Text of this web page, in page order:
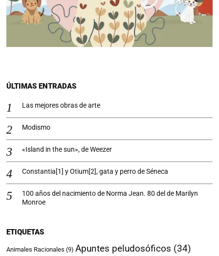
ÚLTIMAS ENTRADAS
Las mejores obras de arte
Modismo
«Island in the sun», de Weezer
Constantia[1] y Otium[2], gata y perro de Séneca
100 años del nacimiento de Norma Jean. 80 del de Marilyn
Monroe
ETIQUETAS
Animales Racionales (9) Apuntes peludosóficos (34)